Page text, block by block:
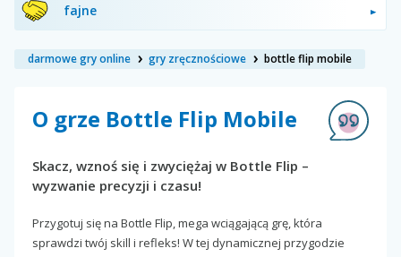
fajne
darmowe gry online gry zręcznościowe bottle flip mobile
O grze Bottle Flip Mobile
Skacz, wznoś się i zwyciężaj w Bottle Flip –
wyzwanie precyzji i czasu!
Przygotuj się na Bottle Flip, mega wciągającą grę, która
sprawdzi twój skill i refleks! W tej dynamicznej przygodzie